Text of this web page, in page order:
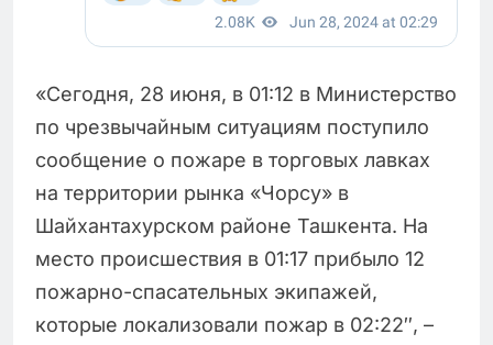
«Сегодня, 28 июня, в 01:12 в Министерство
по чрезвычайным ситуациям поступило
сообщение о пожаре в торговых лавках
на территории рынка «Чорсу» в
Шайхантахурском районе Ташкента. На
место происшествия в 01:17 прибыло 12
пожарно-спасательных экипажей,
которые локализовали пожар в 02:22″, –